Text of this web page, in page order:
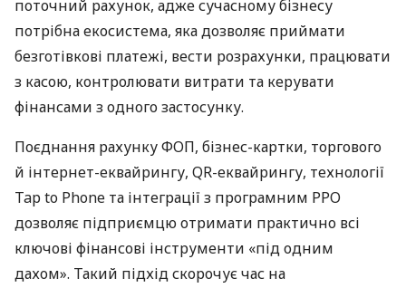
поточний рахунок, адже сучасному бізнесу
потрібна екосистема, яка дозволяє приймати
безготівкові платежі, вести розрахунки, працювати
з касою, контролювати витрати та керувати
фінансами з одного застосунку.
Поєднання рахунку ФОП, бізнес-картки, торгового
й інтернет-еквайрингу, QR-еквайрингу, технології
Tap to Phone та інтеграції з програмним РРО
дозволяє підприємцю отримати практично всі
ключові фінансові інструменти «під одним
дахом». Такий підхід скорочує час на